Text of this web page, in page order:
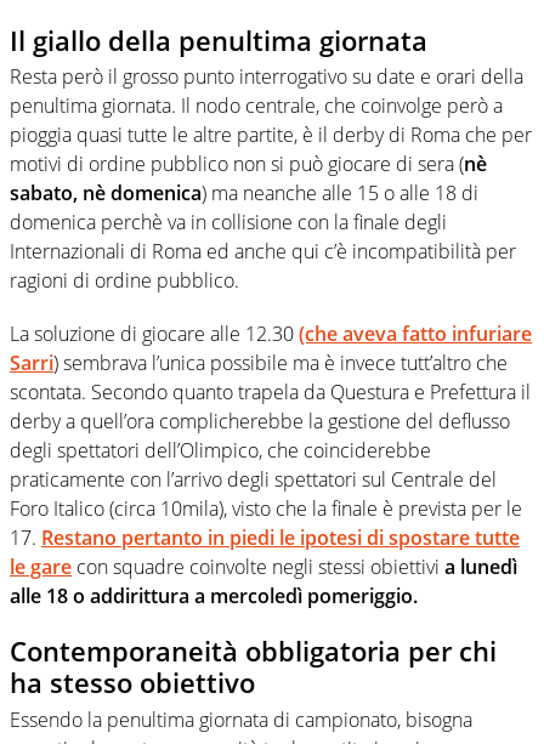
Il giallo della penultima giornata
Resta però il grosso punto interrogativo su date e orari della
penultima giornata. Il nodo centrale, che coinvolge però a
pioggia quasi tutte le altre partite, è il derby di Roma che per
motivi di ordine pubblico non si può giocare di sera (nè
sabato, nè domenica) ma neanche alle 15 o alle 18 di
domenica perchè va in collisione con la finale degli
Internazionali di Roma ed anche qui c’è incompatibilità per
ragioni di ordine pubblico.
La soluzione di giocare alle 12.30(che aveva fatto infuriare
Sarri) sembrava l’unica possibile ma è invece tutt’altro che
scontata. Secondo quanto trapela da Questura e Prefettura il
derby a quell’ora complicherebbe la gestione del deflusso
degli spettatori dell’Olimpico, che coinciderebbe
praticamente con l’arrivo degli spettatori sul Centrale del
Foro Italico (circa 10mila), visto che la finale è prevista per le
17. Restano pertanto in piedi le ipotesi di spostare tutte
le gare con squadre coinvolte negli stessi obiettivi a lunedì
alle 18 o addirittura a mercoledì pomeriggio.
Contemporaneità obbligatoria per chi
ha stesso obiettivo
Essendo la penultima giornata di campionato, bisogna